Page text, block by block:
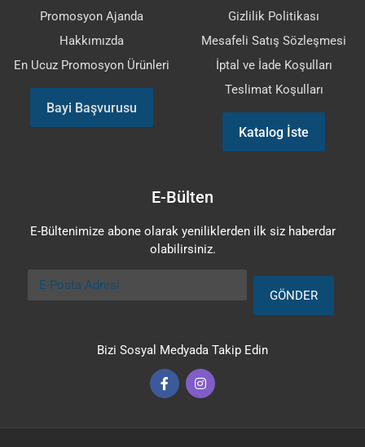
Promosyon Ajanda
Hakkımızda
En Ucuz Promosyon Ürünleri
Bayi Başvurusu
Gizlilik Politikası
Mesafeli Satış Sözleşmesi
İptal ve İade Koşulları
Teslimat Koşulları
Katalog İste
E-Bülten
E-Bültenimize abone olarak yeniliklerden ilk siz haberdar
olabilirsiniz.
E-Posta Adresi
GÖNDER
Bizi Sosyal Medyada Takip Edin